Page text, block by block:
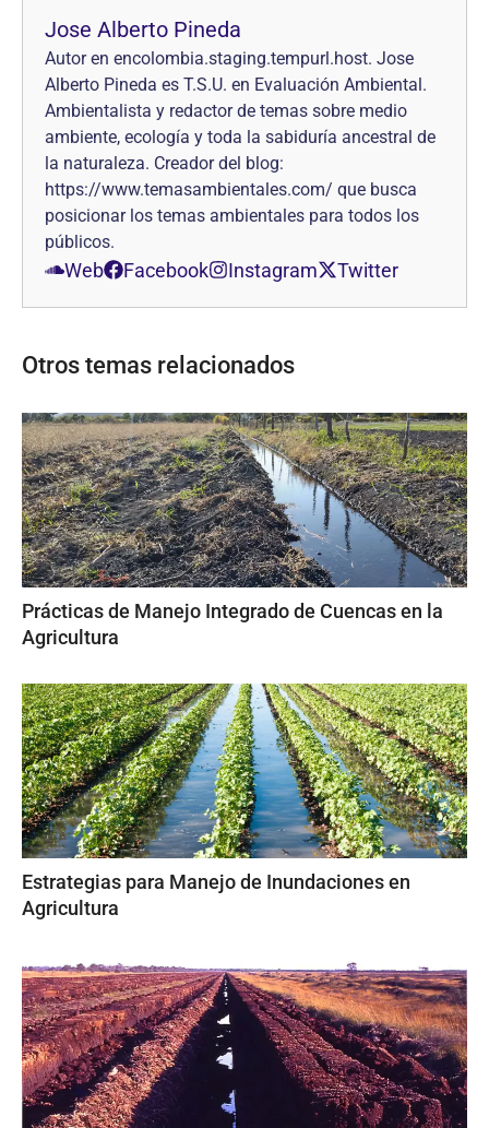
Jose Alberto Pineda
Autor en encolombia.staging.tempurl.host. Jose
Alberto Pineda es T.S.U. en Evaluación Ambiental.
Ambientalista y redactor de temas sobre medio
ambiente, ecología y toda la sabiduría ancestral de
la naturaleza. Creador del blog:
https://www.temasambientales.com/ que busca
posicionar los temas ambientales para todos los
públicos.
Web Facebook Instagram Twitter
Otros temas relacionados
Prácticas de Manejo Integrado de Cuencas en la
Agricultura
Estrategias para Manejo de Inundaciones en
Agricultura